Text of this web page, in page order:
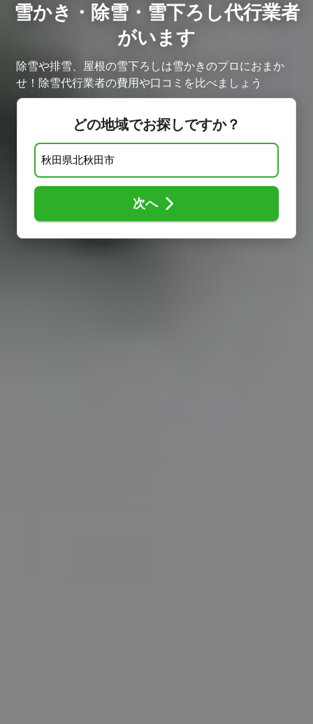
雪かき・除雪・雪下ろし代行業者
がいます
除雪や排雪、屋根の雪下ろしは雪かきのプロにおまか
せ！除雪代行業者の費用や口コミを比べましょう
どの地域でお探しですか？
次へ